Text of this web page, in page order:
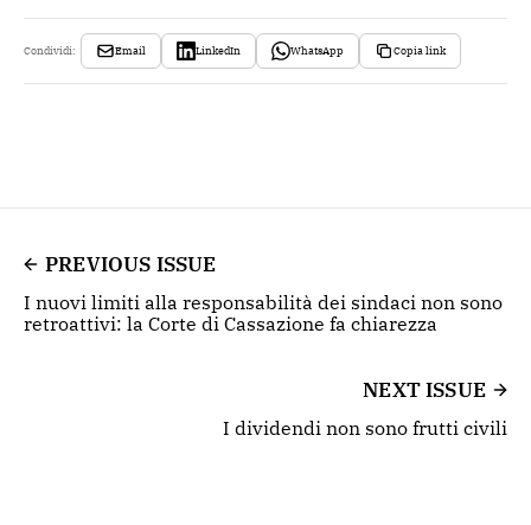
Condividi: Email LinkedIn WhatsApp Copia link
PREVIOUS ISSUE
I nuovi limiti alla responsabilità dei sindaci non sono
retroattivi: la Corte di Cassazione fa chiarezza
NEXT ISSUE
I dividendi non sono frutti civili